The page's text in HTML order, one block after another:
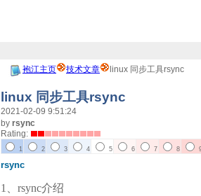
袍江主页 技术文章 linux 同步工具rsync
linux 同步工具rsync
2021-02-09 9:51:24
by rsync
Rating:
1 2 3 4 5 6 7 8
rsync
1、rsync介绍